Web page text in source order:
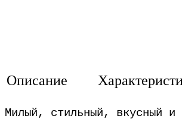
Описание
Милый, стильный, вкусный и